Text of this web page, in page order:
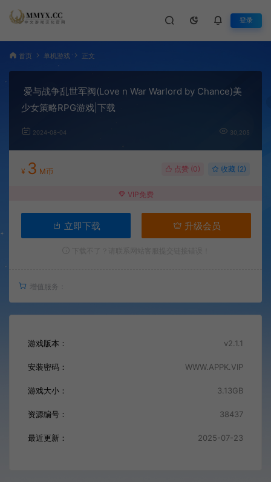
登录
首页 单机游戏 正文
爱与战争乱世军阀(Love n War Warlord by Chance)美
少女策略RPG游戏|下载
2024-08-04 30,205
¥ 3 M币 点赞 (0) 收藏 (2)
VIP免费
立即下载 升级会员
增值服务：
游戏版本： v2.1.1
安装密码： WWW.APPK.VIP
游戏大小： 3.13GB
资源编号： 38437
最近更新： 2025-07-23